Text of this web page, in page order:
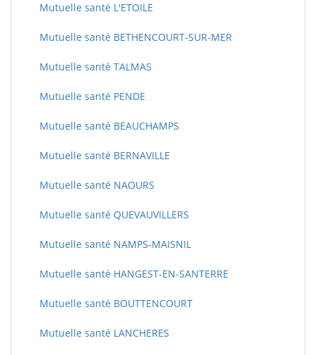
Mutuelle santé L'ETOILE
Mutuelle santé BETHENCOURT-SUR-MER
Mutuelle santé TALMAS
Mutuelle santé PENDE
Mutuelle santé BEAUCHAMPS
Mutuelle santé BERNAVILLE
Mutuelle santé NAOURS
Mutuelle santé QUEVAUVILLERS
Mutuelle santé NAMPS-MAISNIL
Mutuelle santé HANGEST-EN-SANTERRE
Mutuelle santé BOUTTENCOURT
Mutuelle santé LANCHERES